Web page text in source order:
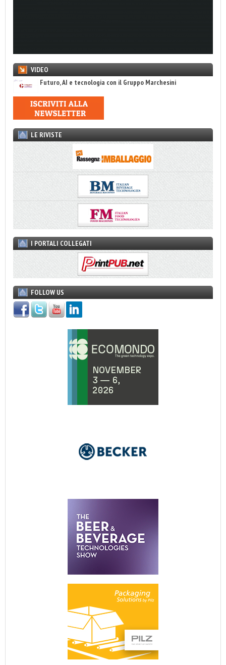
VIDEO
Futuro, AI e tecnologia con il Gruppo Marchesini
LE RIVISTE
I PORTALI COLLEGATI
FOLLOW US